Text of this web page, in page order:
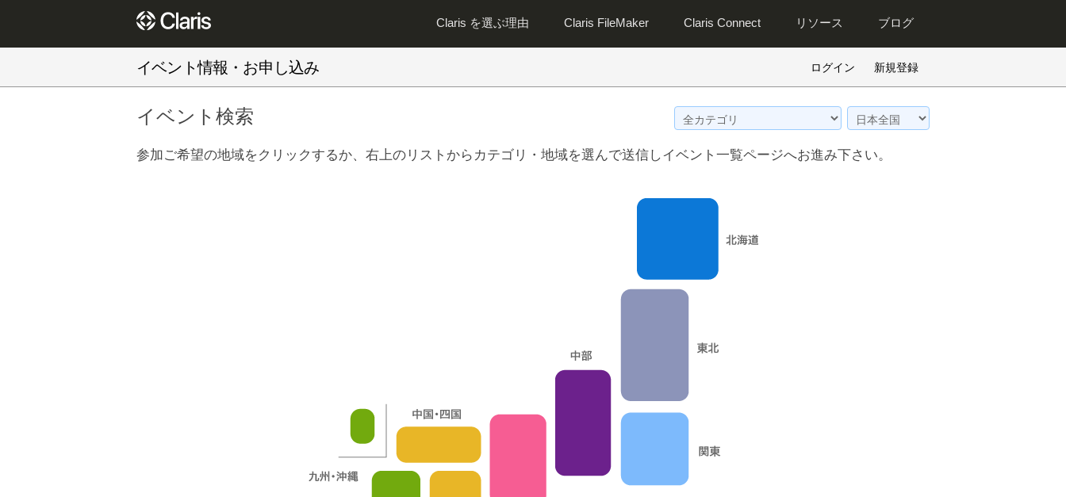
Claris を選ぶ理由 Claris FileMaker Claris Connect リソース ブログ
イベント情報・お申し込み ログイン 新規登録
イベント検索
参加ご希望の地域をクリックするか、右上のリストからカテゴリ・地域を選んで送信しイベント一覧ページへお進み下さい。